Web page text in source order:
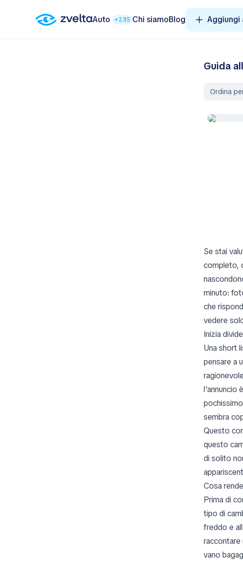
Auto +235 Chi siamoBlog Aggiungi
Guida
Ordina
Se stai
completo,
minuto:
che
vedere
Inizia
Una short
pensare a
sembra
Questo
questo
di solito
Cosa
Prima di
tipo di
freddo e
raccontare
vano